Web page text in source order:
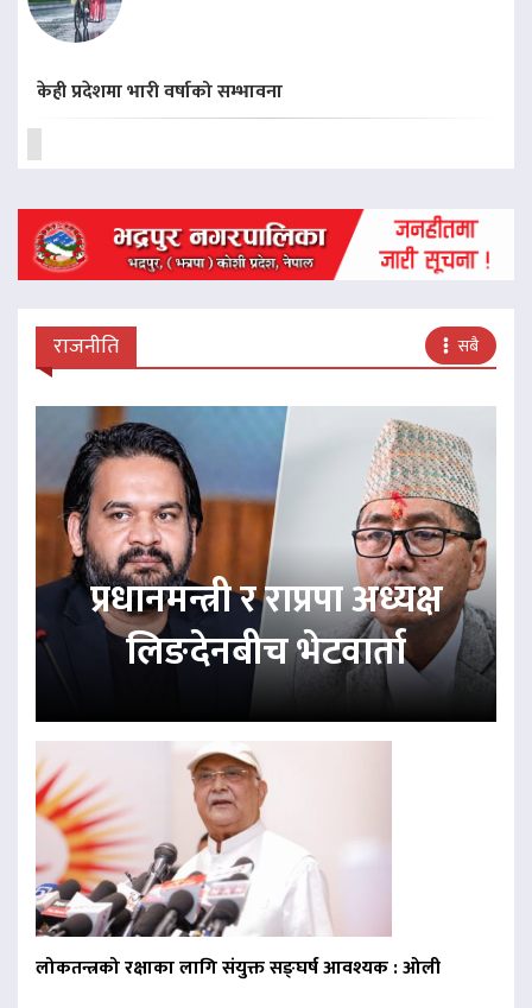
केही प्रदेशमा भारी वर्षाको सम्भावना
राजनीति सबै
प्रधानमन्त्री र राप्रपा अध्यक्ष
लिङदेनबीच भेटवार्ता
लोकतन्त्रको रक्षाका लागि संयुक्त सङ्घर्ष आवश्यक : ओली